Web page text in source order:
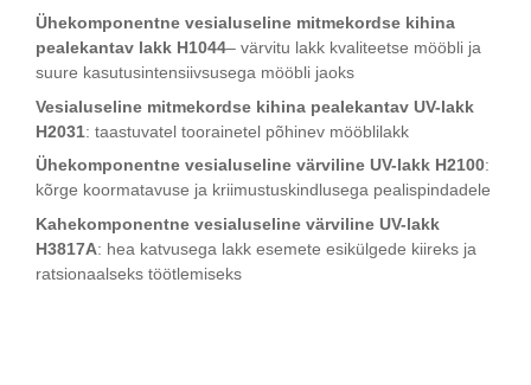
Ühekomponentne vesialuseline mitmekordse kihina
pealekantav lakk H1044– värvitu lakk kvaliteetse mööbli ja
suure kasutusintensiivsusega mööbli jaoks
Vesialuseline mitmekordse kihina pealekantav UV-lakk
H2031: taastuvatel toorainetel põhinev mööblilakk
Ühekomponentne vesialuseline värviline UV-lakk H2100:
kõrge koormatavuse ja kriimustuskindlusega pealispindadele
Kahekomponentne vesialuseline värviline UV-lakk
H3817A: hea katvusega lakk esemete esikülgede kiireks ja
ratsionaalseks töötlemiseks